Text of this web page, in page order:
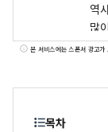
역
많
을
본 서비스에는 스폰서 광고가
목차